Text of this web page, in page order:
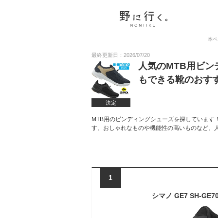
本
最終更新日：2026/07/20
決定
人気のMTB用ビン
もできる靴のおす
MTB用のビンディングシューズを探していま
す。おしゃれなものや機能性の高いものなど
1